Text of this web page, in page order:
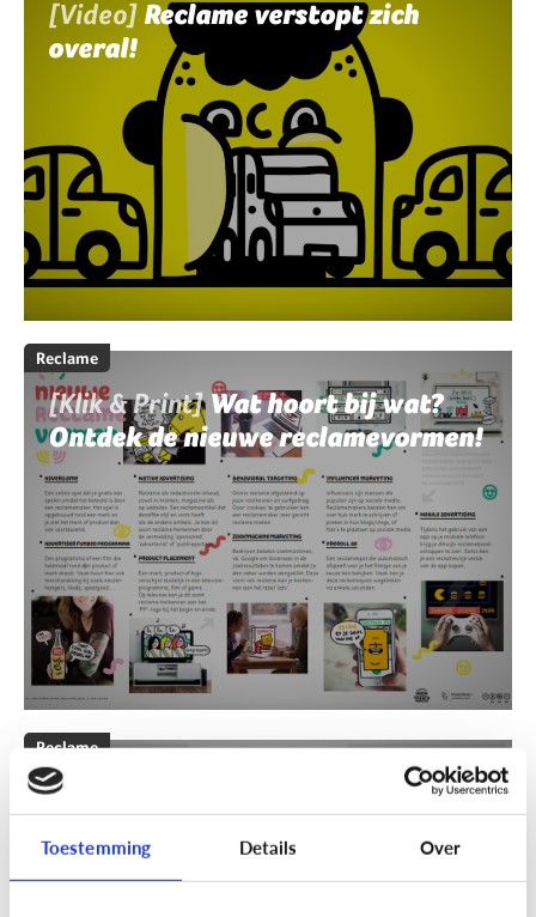
Toestemming Details Over
[Video] Reclame verstopt zich
overal!
Reclame
[Klik & Print]Wat hoort bij wat?
Ontdek de nieuwe reclamevormen!
Reclame
[Klik & Print]